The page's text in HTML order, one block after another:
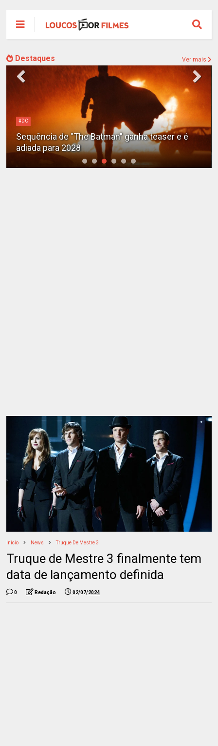
Destaques Ver mais
#DC
Sequência de "The Batman" ganha teaser e é
adiada para 2028
Início News Truque De Mestre 3
Truque de Mestre 3 finalmente tem
data de lançamento definida
0 Redação 02/07/2024